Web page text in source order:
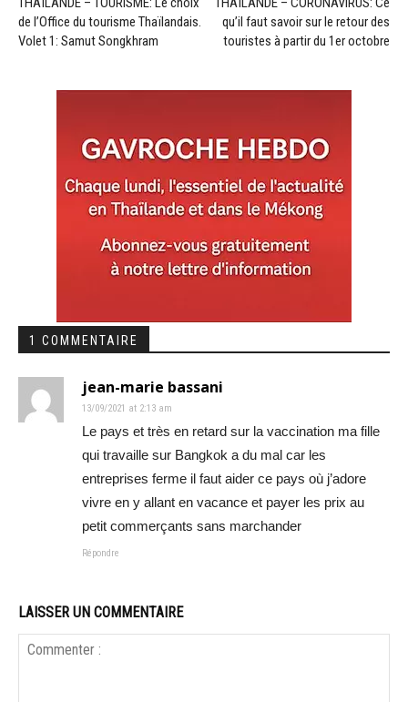
de l’Office du tourisme Thaïlandais.
Volet 1: Samut Songkhram
qu’il faut savoir sur le retour des
touristes à partir du 1er octobre
1 COMMENTAIRE
jean-marie bassani
13/09/2021 at 2:13 am
Le pays et très en retard sur la vaccination ma fille
qui travaille sur Bangkok a du mal car les
entreprises ferme il faut aider ce pays où j’adore
vivre en y allant en vacance et payer les prix au
petit commerçants sans marchander
Répondre
LAISSER UN COMMENTAIRE